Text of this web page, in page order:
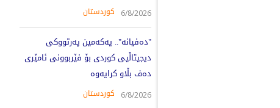
6/8/2026 کوردستان
"دەفیانە".. یەکەمین پەرتووکی
دیجیتاڵیی کوردی بۆ فێربوونی ئامێری
دەف بڵاو کرایەوە
6/8/2026 کوردستان